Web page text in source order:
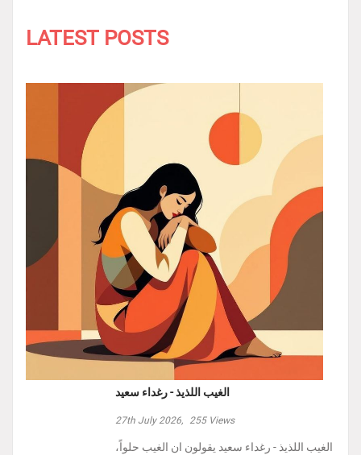
LATEST POSTS
الغيب اللذيذ - رغداء سعيد
27th July 2026, 255Views
الغيب اللذيذ - رغداء سعيد يقولون ان الغيب حلواً،